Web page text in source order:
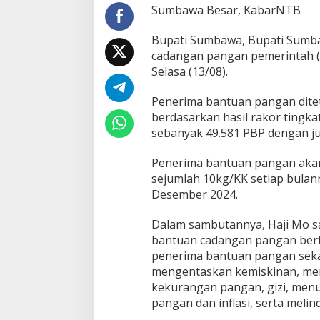
w
S
a
l
u
B
a
n
t
a
n
C
a
a
n
g
a
n
P
a
Sumbawa Besar, KabarNTB
Bupati Sumbawa, Bupati
cadangan pangan pemerintah
Selasa (13/08).
Penerima bantuan pangan
berdasarkan hasil rakor
sebanyak 49.581 PBP dengan
Penerima bantuan pangan
sejumlah 10kg/KK setiap
Desember 2024.
Dalam sambutannya, Haji Mo
bantuan cadangan pangan
penerima bantuan pangan
mengentaskan kemiskinan,
kekurangan pangan, gizi,
pangan dan inflasi, serta